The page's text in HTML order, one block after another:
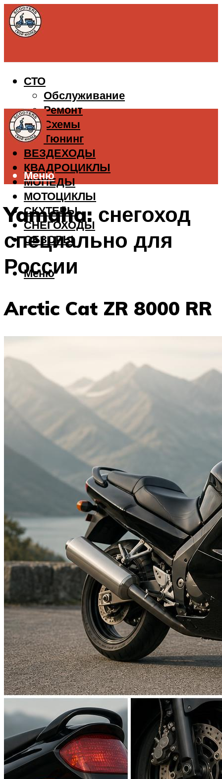
СТО
Обслуживание
Ремонт
Схемы
Тюнинг
ВЕЗДЕХОДЫ
КВАДРОЦИКЛЫ
МОПЕДЫ
МОТОЦИКЛЫ
СКУТЕРЫ
СНЕГОХОДЫ
ОБЗОРЫ
Меню
Меню
Yamaha: снегоход
специально для
России
Arctic Cat ZR 8000 RR